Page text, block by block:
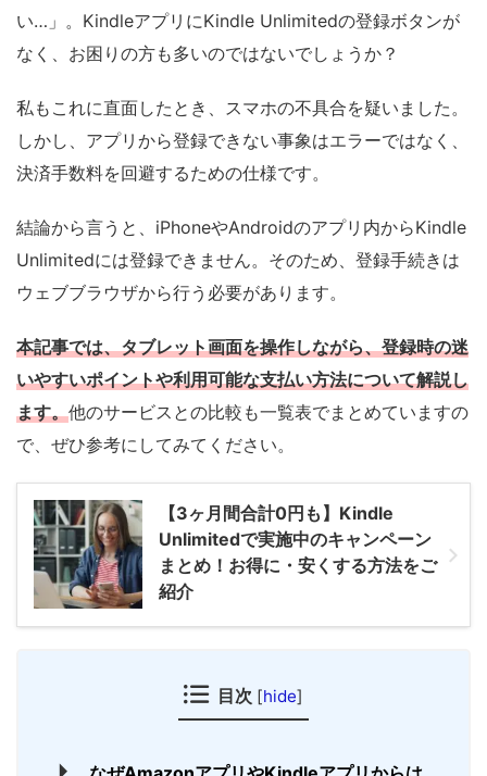
い…」。KindleアプリにKindle Unlimitedの登録ボタンが
なく、お困りの方も多いのではないでしょうか？
私もこれに直面したとき、スマホの不具合を疑いました。
しかし、アプリから登録できない事象はエラーではなく、
決済手数料を回避するための仕様です。
結論から言うと、iPhoneやAndroidのアプリ内からKindle
Unlimitedには登録できません。そのため、登録手続きは
ウェブブラウザから行う必要があります。
本記事では、タブレット画面を操作しながら、登録時の迷
いやすいポイントや利用可能な支払い方法について解説し
ます。他のサービスとの比較も一覧表でまとめていますの
で、ぜひ参考にしてみてください。
【3ヶ月間合計0円も】Kindle
Unlimitedで実施中のキャンペーン
まとめ！お得に・安くする方法をご
紹介
目次 [hide]